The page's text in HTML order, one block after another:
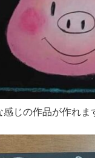
感じの作品が作れま